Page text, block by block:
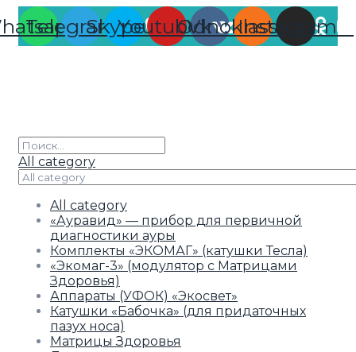
TelegramSkypeYoutubeVk
Odnoklassniki
Instagram
All category
All category
«Ауравид» — прибор для первичной
диагностики ауры
Комплекты «ЭКОМАГ» (катушки Тесла)
«Экомаг-3» (модулятор с Матрицами
Здоровья)
Аппараты (УФОК) «Экосвет»
Катушки «Бабочка» (для придаточных
пазух носа)
Матрицы Здоровья